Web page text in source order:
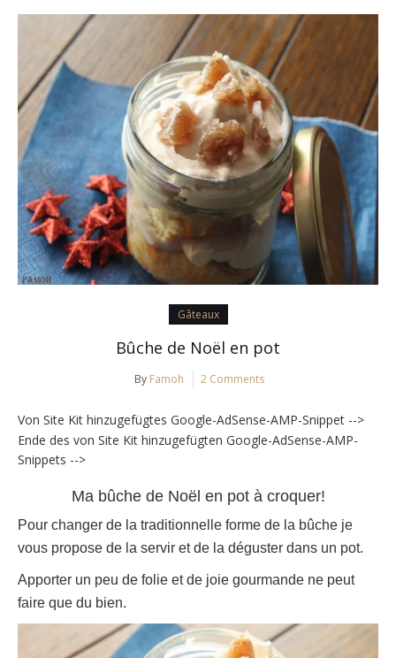
Gâteaux
Bûche de Noël en pot
By Famoh 2 Comments
Von Site Kit hinzugefügtes Google-AdSense-AMP-Snippet -->
Ende des von Site Kit hinzugefügten Google-AdSense-AMP-
Snippets -->
Ma bûche de Noël en pot à croquer!
Pour changer de la traditionnelle forme de la bûche je
vous propose de la servir et de la déguster dans un pot.
Apporter un peu de folie et de joie gourmande ne peut
faire que du bien.